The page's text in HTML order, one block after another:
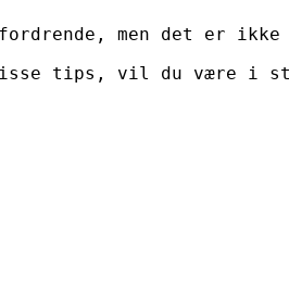
men det er
tips, vil du være i